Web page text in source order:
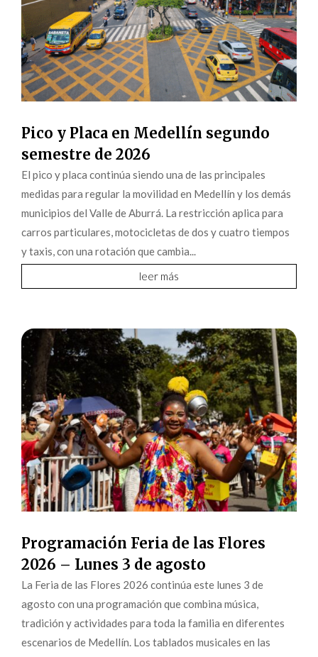
Pico y Placa en Medellín segundo
semestre de 2026
El pico y placa continúa siendo una de las principales
medidas para regular la movilidad en Medellín y los demás
municipios del Valle de Aburrá. La restricción aplica para
carros particulares, motocicletas de dos y cuatro tiempos
y taxis, con una rotación que cambia...
leer más
Programación Feria de las Flores
2026 – Lunes 3 de agosto
La Feria de las Flores 2026 continúa este lunes 3 de
agosto con una programación que combina música,
tradición y actividades para toda la familia en diferentes
escenarios de Medellín. Los tablados musicales en las